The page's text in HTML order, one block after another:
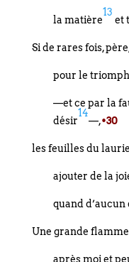
la matière
13
et
Si de rares fois,
pour le
—et ce par la
désir
14
—,•30
les feuilles du
ajouter de la
quand d’aucun
Une grande
après moi et